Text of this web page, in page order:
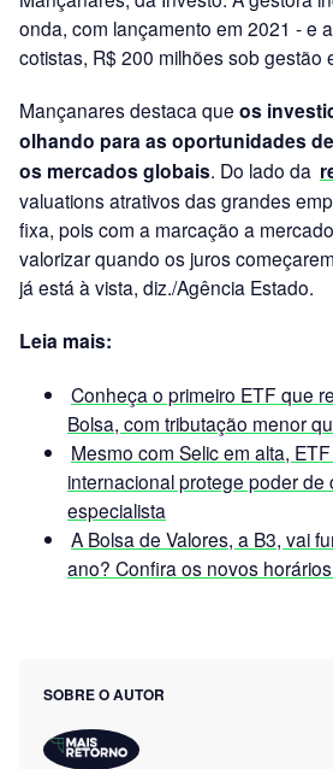
onda, com lançamento em 2021 - e
cotistas, R$ 200 milhões sob gestão
Mançanares destaca que os
olhando para as oportunidades
os mercados globais. Do lado da
valuations atrativos das grandes
fixa, pois com a marcação a
valorizar quando os juros
já está à vista, diz./Agência Estado.
Leia mais:
Conheça o primeiro ETF que
Bolsa, com tributação menor
Mesmo com Selic em alta,
internacional protege poder de
especialista
A Bolsa de Valores, a B3, vai
ano? Confira os novos
SOBRE O AUTOR